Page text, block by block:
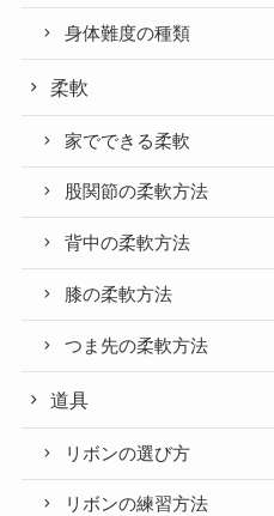
身体難度の種類
柔軟
家でできる柔軟
股関節の柔軟方法
背中の柔軟方法
膝の柔軟方法
つま先の柔軟方法
道具
リボンの選び方
リボンの練習方法